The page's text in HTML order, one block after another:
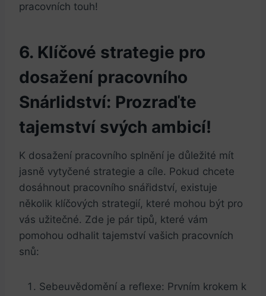
pracovních touh!
6. Klíčové strategie pro
dosažení pracovního
Snárlidství: Prozraďte
tajemství svých ambicí!
K dosažení pracovního splnění je důležité mít
jasně vytyčené strategie a cíle. Pokud⁤ chcete
dosáhnout pracovního snářidství,⁤ existuje
několik klíčových strategií,‌ které mohou být pro
vás užitečné. Zde‍ je pár tipů, které vám
pomohou odhalit⁢ tajemství vašich pracovních
⁣snů:
Sebeuvědomění a reflexe: Prvním krokem k